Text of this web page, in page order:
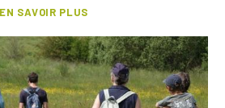
EN SAVOIR PLUS